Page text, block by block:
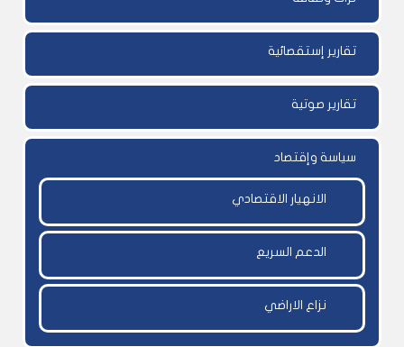
تقارير إستقصائية
تقارير صوتية
سياسة وإقتصاد
الانهيار الاقتصادي
الدعم السريع
نزاع الاراضي